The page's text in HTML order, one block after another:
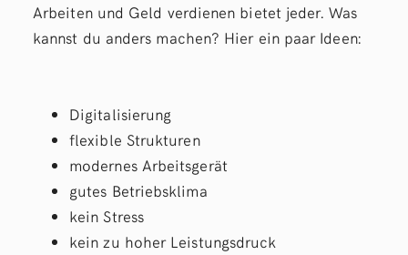
Arbeiten und Geld verdienen bietet jeder. Was
kannst du anders machen? Hier ein paar Ideen:
Digitalisierung
flexible Strukturen
modernes Arbeitsgerät
gutes Betriebsklima
kein Stress
kein zu hoher Leistungsdruck